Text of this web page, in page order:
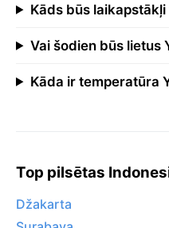
Kāds būs
Vai šodien būs lietus
Kāda ir temperatūra
Top pilsētas
Džakarta